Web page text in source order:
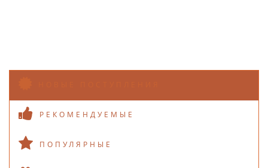
РЕКОМЕНДУЕМЫЕ
ПОПУЛЯРНЫЕ